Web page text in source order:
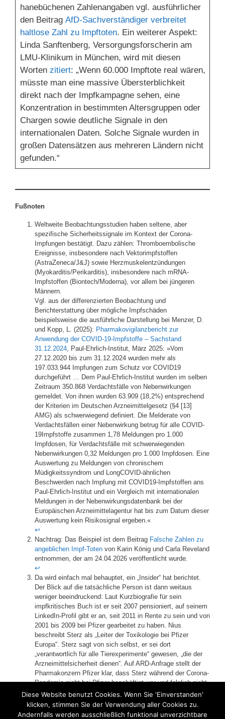
hanebüchenen Zahlenangaben vgl. ausführlicher
den Beitrag AfD-Sachverständiger verbreitet
haltlose Zahl zu Impftoten. Ein weiterer Aspekt:
Linda Sanftenberg, Versorgungsforscherin am
LMU-Klinikum in München, wird mit diesen
Worten zitiert: „Wenn 60.000 Impftote real wären,
müsste man eine massive Übersterblichkeit
direkt nach der Impfkampagne sehen, eine
Konzentration in bestimmten Altersgruppen oder
Chargen sowie deutliche Signale in den
internationalen Daten. Solche Signale wurden in
großen Datensätzen aus mehreren Ländern nicht
gefunden.“
Fußnoten
Weltweite Beobachtungsstudien haben seltene, aber
spezifische Sicherheitssignale im Kontext der Corona-
Impfungen bestätigt. Dazu zählen: Thromboembolische
Ereignisse, insbesondere nach Vektorimpfstoffen
(AstraZeneca/J&J) sowie Herzmuskelentzündungen
(Myokarditis/Perikarditis), insbesondere nach mRNA-
Impfstoffen (Biontech/Moderna), vor allem bei jüngeren
Männern.
Vgl. aus der differenzierten Beobachtung und
Berichterstattung über mögliche Impfschäden
beispielsweise die ausführliche Darstellung bei Menzer, D.
und Kopp, L. (2025): Pharmakovigilanzbericht zur
Anwendung der COVID-19-Impfstoffe – Sachstand
31.12.2024 , Paul-Ehrlich-Institut, März 2025: »Vom
27.12.2020 bis zum 31.12.2024 wurden mehr als
197.033.944 Impfungen zum Schutz vor COVID­19
durchgeführt … Dem Paul­-Ehrlich­-Institut wurden im selben
Zeitraum 350.868 Verdachtsfälle von Nebenwirkungen
gemeldet. Von ihnen wurden 63.909 (18,2%) entsprechend
der Kriterien im Deutschen Arzneimittelgesetz (§4 [13]
AMG) als schwerwiegend definiert. Die Melderate von
Verdachtsfällen einer Nebenwirkung betrug für alle COVID­
19­Impfstoffe zusammen 1,78 Meldungen pro 1.000
Impfdosen, für Verdachtsfälle mit schwerwiegenden
Nebenwirkungen 0,32 Meldungen pro 1.000 Impfdosen. Eine
Auswertung zu Meldungen von chronischem
Müdigkeitssyndrom und Long­COVID­-ähnlichen
Beschwerden nach Impfung mit COVID­19­-Impfstoffen ans
Paul­-Ehrlich­-Institut und ein Vergleich mit internationalen
Meldungen in der Nebenwirkungsdatenbank bei der
Europäischen Arzneimittelagentur hat bis zum Datum dieser
Auswertung kein Risikosignal ergeben.«
↩︎
Nachtrag: Das Beispiel ist dem Beitrag Falsche Zahlen zu
angeblichen Impf-Toten von Karin König und Carla Reveland
entnommen, der am 24.04.2026 veröffentlicht wurde.
↩︎
Da wird einfach mal behauptet, ein „Insider“ hat berichtet.
Der Blick auf die tatsächliche Person ist dann weitaus
weniger beeindruckend: Laut Kurzbiografie für sein
impfkritisches Buch ist er seit 2007 pensioniert, auf seinem
LinkedIn-Profil gibt er an, seit 2011 in Rente zu sein und von
2001 bis 2009 bei Pfizer gearbeitet zu haben. Nius
beschreibt Sterz als „Leiter der Toxikologie bei Pfizer
Europa“. Sterz sagt von sich selbst, er sei dort
„verantwortlich für alle Tierexperimente“ gewesen, „die der
Arzneimittelsicherheit dienen“. Auf ARD-Anfrage stellt der
Pharmakonzern Pfizer klar, dass Sterz während der Corona-
Pandemie nicht bei Pfizer beschäftigt war und folglich nicht
an der Entwicklung des COVID-19-Impfstoffs beteiligt war.
↩︎
Diese Website benutzt Cookies. Wenn Sie 'Einverstanden'
klicken, stimmen Sie der Verwendung aller Cookies zu.
Andernfalls werden ausschließlich funktional unverzichtbare